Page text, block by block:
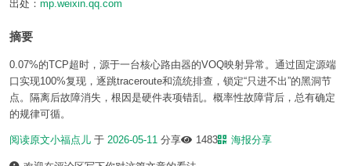
出处： mp.weixin.qq.com
摘要
0.07%的TCP超时，源于一台核心路由器的VOQ映射异常。通过固定源端
口实现100%复现，逐跳traceroute和流统排查，锁定“只进不出”的黑洞节
点。隔离后故障消失，根因是硬件表项错乱。概率性故障背后，总有确定
的规律可循。
阅读原文小福点儿 于 2026-05-11 分享 1483 海报分享